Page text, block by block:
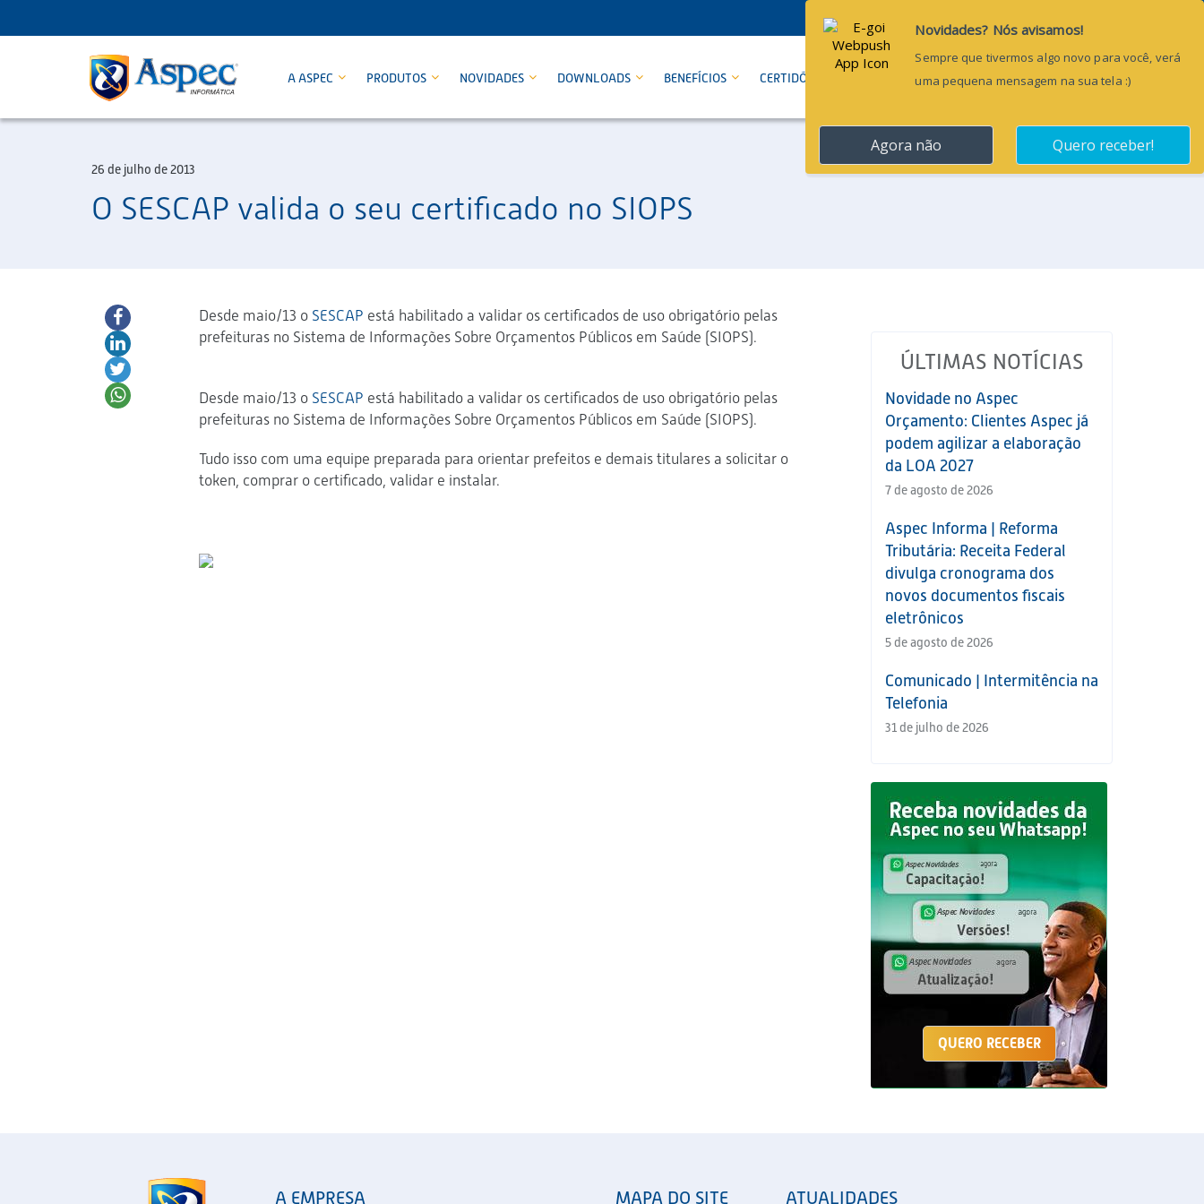
A ASPEC PRODUTOS NOVIDADES DOWNLOADS BENEFÍCIOS CERTIDÕES CONTATO Pesquisar...
26 de julho de 2013
O SESCAP valida o seu certificado no SIOPS
Desde maio/13 o SESCAP está habilitado a validar os certificados de uso obrigatório pelas
prefeituras no Sistema de Informações Sobre Orçamentos Públicos em Saúde (SIOPS).
Desde maio/13 o SESCAP está habilitado a validar os certificados de uso obrigatório pelas
prefeituras no Sistema de Informações Sobre Orçamentos Públicos em Saúde (SIOPS).
Tudo isso com uma equipe preparada para orientar prefeitos e demais titulares a solicitar o
token, comprar o certificado, validar e instalar.
ÚLTIMAS NOTÍCIAS
Novidade no Aspec
Orçamento: Clientes Aspec já
podem agilizar a elaboração
da LOA 2027
7 de agosto de 2026
Aspec Informa | Reforma
Tributária: Receita Federal
divulga cronograma dos
novos documentos fiscais
eletrônicos
5 de agosto de 2026
Comunicado | Intermitência na
Telefonia
31 de julho de 2026
QUERO RECEBER
A EMPRESA MAPA DO SITE ATUALIDADES